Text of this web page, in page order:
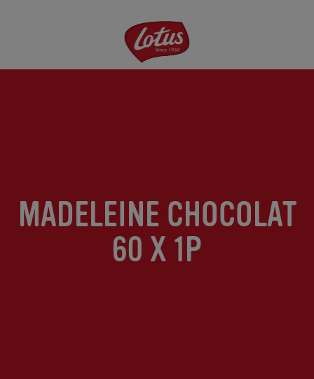
principal
MADELEINE CHOCOLAT
60 X 1P